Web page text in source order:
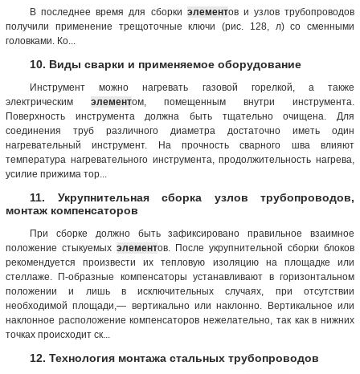
В последнее время для сборки элементов и узлов трубопроводов
получили применение трещоточные ключи (рис. 128, л) со сменными
головками. Ко...
10. Виды сварки и применяемое оборудование
Инструмент можно нагревать газовой горелкой, а также
электрическим элементом, помещенным внутри инструмента.
Поверхность инструмента должна быть тщательно очищена. Для
соединения труб различного диаметра достаточно иметь один
нагревательный инструмент. На прочность сварного шва влияют
температура нагревательного инструмента, продолжительность нагрева,
усилие прижима тор...
11. Укрупнительная сборка узлов трубопроводов,
монтаж компенсаторов
При сборке должно быть зафиксировано правильное взаимное
положение стыкуемых элементов. После укрупнительной сборки блоков
рекомендуется произвести их тепловую изоляцию на площадке или
стеллаже. П-образные компенсаторы устанавливают в горизонтальном
положении и лишь в исключительных случаях, при отсутствии
необходимой площади,— вертикально или наклонно. Вертикальное или
наклонное расположение компенсаторов нежелательно, так как в нижних
точках происходит ск...
12. Технология монтажа стальных трубопроводов